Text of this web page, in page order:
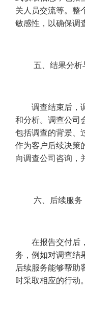
关人员交流等。整
敏感性，以确保调
五、结果分析
调查结束后，
和分析。调查公司
包括调查的背景、
作为客户后续决策
向调查公司咨询，
六、后续服务
在报告交付后
务，例如对调查结
后续服务能够帮助
时采取相应的行动。